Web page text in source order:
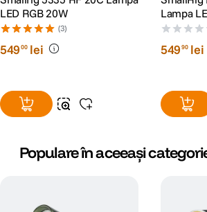
LED RGB 20W
(3)
54900 lei
Lampa
30W
54990 lei
Populare în aceeași